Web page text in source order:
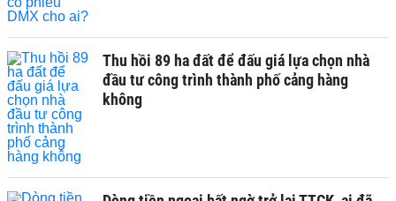
Thu hồi 89 ha đất để đấu giá lựa chọn nhà
đầu tư công trình thành phố cảng hàng
không